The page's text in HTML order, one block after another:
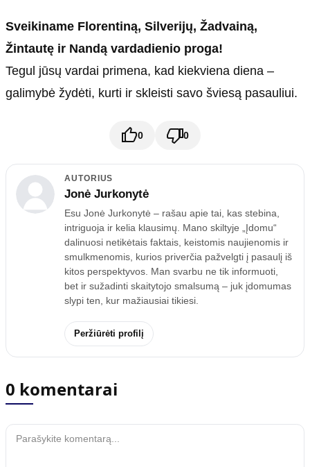
Sveikiname Florentiną, Silverijų, Žadvainą,
Žintautę ir Nandą vardadienio proga!
Tegul jūsų vardai primena, kad kiekviena diena –
galimybė žydėti, kurti ir skleisti savo šviesą pasauliui.
0 0
AUTORIUS
Jonė Jurkonytė
Esu Jonė Jurkonytė – rašau apie tai, kas stebina,
intriguoja ir kelia klausimų. Mano skiltyje „Įdomu“
dalinuosi netikėtais faktais, keistomis naujienomis ir
smulkmenomis, kurios priverčia pažvelgti į pasaulį iš
kitos perspektyvos. Man svarbu ne tik informuoti,
bet ir sužadinti skaitytojo smalsumą – juk įdomumas
slypi ten, kur mažiausiai tikiesi.
Peržiūrėti profilį
0 komentarai